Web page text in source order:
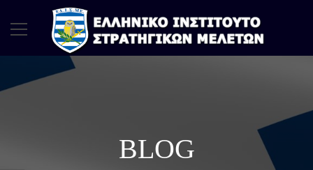
BLOG